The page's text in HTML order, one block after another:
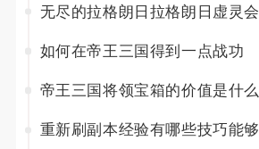
如何在帝王三国得到一点战功
帝王三国将领宝箱的价值是什么